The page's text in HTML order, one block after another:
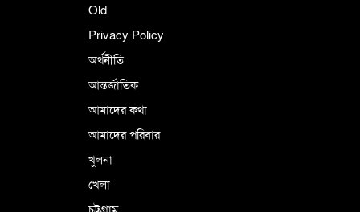
Old
Privacy Policy
অর্থনীতি
আন্তর্জাতিক
আমাদের কথা
আমাদের পরিবার
খুলনা
খেলা